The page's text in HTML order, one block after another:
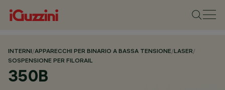
INTERNI/APPARECCHI PER BINARIO A BASSA TENSIONE/LASER/
SOSPENSIONE PER FILORAIL
350B